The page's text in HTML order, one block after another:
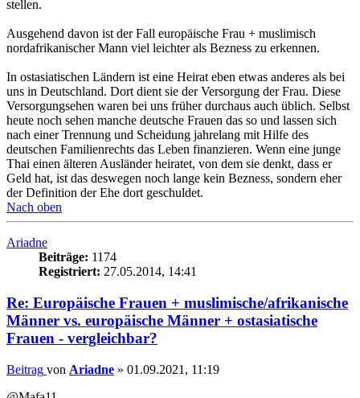
stellen.
Ausgehend davon ist der Fall europäische Frau + muslimisch
nordafrikanischer Mann viel leichter als Bezness zu erkennen.
In ostasiatischen Ländern ist eine Heirat eben etwas anderes als bei
uns in Deutschland. Dort dient sie der Versorgung der Frau. Diese
Versorgungsehen waren bei uns früher durchaus auch üblich. Selbst
heute noch sehen manche deutsche Frauen das so und lassen sich
nach einer Trennung und Scheidung jahrelang mit Hilfe des
deutschen Familienrechts das Leben finanzieren. Wenn eine junge
Thai einen älteren Ausländer heiratet, von dem sie denkt, dass er
Geld hat, ist das deswegen noch lange kein Bezness, sondern eher
der Definition der Ehe dort geschuldet.
Nach oben
Ariadne
Beiträge: 1174
Registriert: 27.05.2014, 14:41
Re: Europäische Frauen + muslimische/afrikanische
Männer vs. europäische Männer + ostasiatische
Frauen - vergleichbar?
Beitrag von Ariadne » 01.09.2021, 11:19